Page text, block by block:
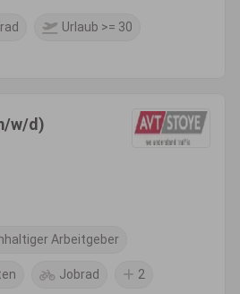
Urlaub >= 30
w/d)
Arbeitgeber
Jobrad 2